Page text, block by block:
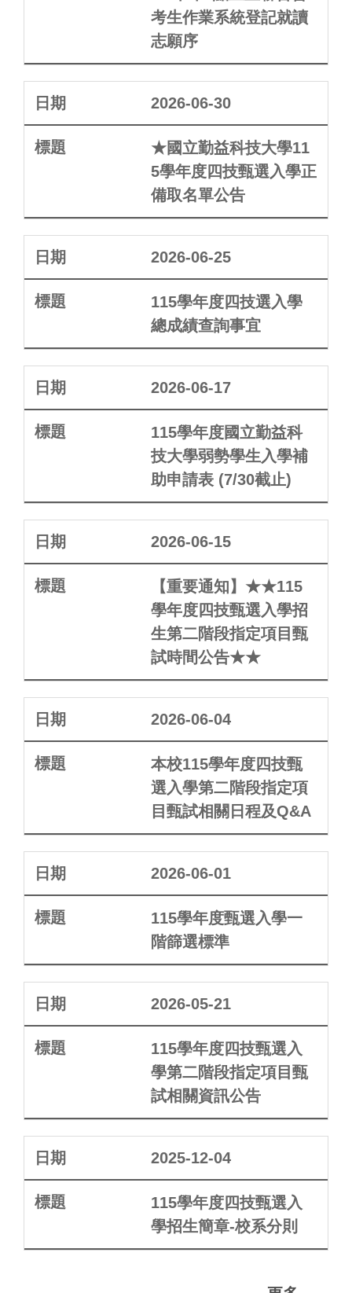
考生作業系統登記就讀
志願序
2026-06-30
★國立勤益科技大學11
5學年度四技甄選入學正
備取名單公告
2026-06-25
115學年度四技選入學
總成績查詢事宜
2026-06-17
115學年度國立勤益科
技大學弱勢學生入學補
助申請表 (7/30截止)
2026-06-15
【重要通知】★★115
學年度四技甄選入學招
生第二階段指定項目甄
試時間公告★★
2026-06-04
本校115學年度四技甄
選入學第二階段指定項
目甄試相關日程及Q&A
2026-06-01
115學年度甄選入學一
階篩選標準
2026-05-21
115學年度四技甄選入
學第二階段指定項目甄
試相關資訊公告
2025-12-04
115學年度四技甄選入
學招生簡章-校系分則